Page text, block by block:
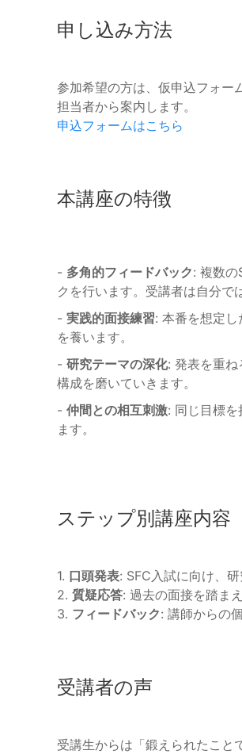
申し込み方法
参加希望の方は、仮申込フォー
担当者から案内します。
申込フォームはこちら
本講座の特徴
- 多角的フィードバック: 複数の
クを行います。受講者は自分で
- 実践的面接練習: 本番を想定
を養います。
- 研究テーマの深化: 発表を重ね
構成を磨いていきます。
- 仲間との相互刺激: 同じ目標
ます。
ステップ別講座内容
1. 口頭発表: SFC入試に向け、
2. 質疑応答: 過去の面接を踏ま
3. フィードバック: 講師からの
受講者の声
受講生からは「鍛えられたこと